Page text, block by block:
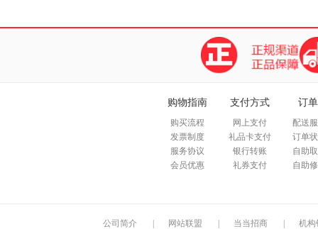
购物指南
购买流程
发票制度
服务协议
会员优惠
支付方式
网上支付
礼品卡支付
银行转账
礼券支付
订
配送
订单
自助
自助
公司简介 网站联盟 当当招商 机构